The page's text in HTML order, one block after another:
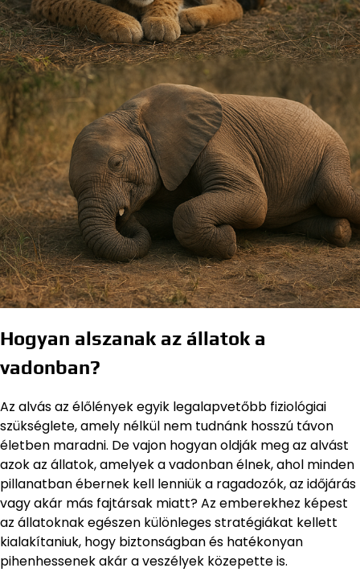
Hogyan alszanak az állatok a
vadonban?
Az alvás az élőlények egyik legalapvetőbb fiziológiai
szükséglete, amely nélkül nem tudnánk hosszú távon
életben maradni. De vajon hogyan oldják meg az alvást
azok az állatok, amelyek a vadonban élnek, ahol minden
pillanatban ébernek kell lenniük a ragadozók, az időjárás
vagy akár más fajtársak miatt? Az emberekhez képest
az állatoknak egészen különleges stratégiákat kellett
kialakítaniuk, hogy biztonságban és hatékonyan
pihenhessenek akár a veszélyek közepette is.